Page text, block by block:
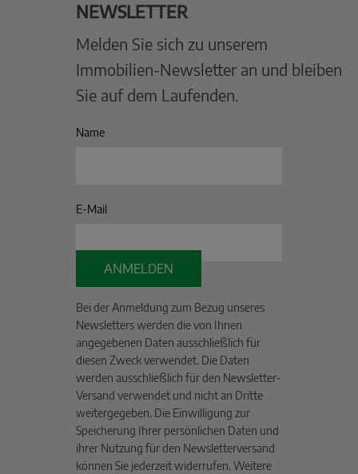
NEWSLETTER
Melden Sie sich zu unserem
Immobilien-Newsletter an und bleiben
Sie auf dem Laufenden.
Name
E-Mail
ANMELDEN
Bei der Anmeldung zum Bezug unseres
Newsletters werden die von Ihnen
angegebenen Daten ausschließlich für
diesen Zweck verwendet. Die Daten
werden ausschließlich für den Newsletter-
Versand verwendet und nicht an Dritte
weitergegeben. Die Einwilligung zur
Speicherung Ihrer persönlichen Daten und
ihrer Nutzung für den Newsletterversand
können Sie jederzeit widerrufen. Weitere